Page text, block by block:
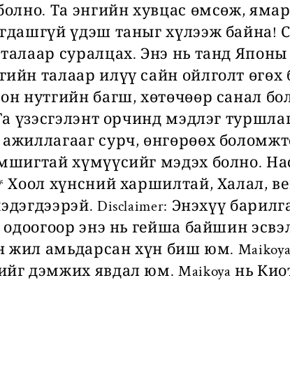
Та энгийн хувцас өмсөж,
үдэш таныг хүлээж байна!
суралцах. Энэ нь танд
талаар илүү сайн ойлголт өгөх
нутгийн багш, хөтөчөөр санал
үзэсгэлэнт орчинд мэдлэг
сурч, өнгөрөөх
хүмүүсийг мэдэх болно.
хүнсний харшилтай, Халал,
Disclaimer: Энэхүү
энэ нь гейша байшин
жил амьдарсан хүн биш юм.
дэмжих явдал юм. Maikoya нь